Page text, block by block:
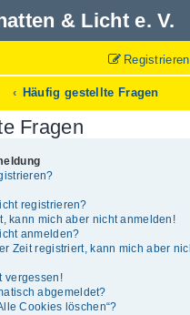
& Licht e. V.
Registrieren
Häufig gestellte Fragen
Fragen
registrieren?
kann mich aber nicht anmelden!
anmelden?
Zeit registriert, kann mich aber
vergessen!
abgemeldet?
Cookies löschen“?